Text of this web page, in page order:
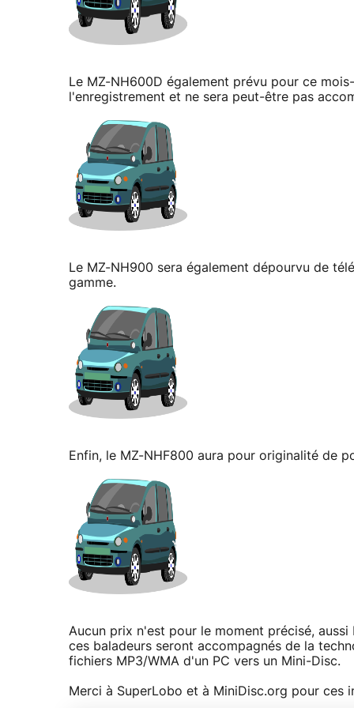
Le MZ-NH600D également prévu pour ce
l'enregistrement et ne sera peut-être pas
Le MZ-NH900 sera également dépourvu de
gamme.
Enfin, le MZ-NHF800 aura pour originalité de
Aucun prix n'est pour le moment précisé,
ces baladeurs seront accompagnés de la
fichiers MP3/WMA d'un PC vers un Mini-Disc.
Merci à SuperLobo et à MiniDisc.org pour ces